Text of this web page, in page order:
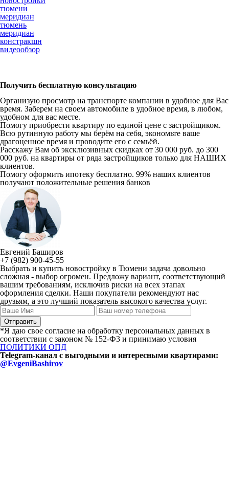
тюмени
меридиан
тюмень
меридиан
констракшн
видеообзор
Получить бесплатную консультацию
Организую просмотр на транспорте компании в удобное для Вас
время. Заберем на своем автомобиле в удобное время, в любом,
удобном для вас месте.
Помогу приобрести квартиру по единой цене с застройщиком.
Всю рутинную работу мы берём на себя, экономьте ваше
драгоценное время и проводите его с семьёй.
Расскажу Вам об эксклюзивных скидках от 30 000 руб. до 300
000 руб. на квартиры от ряда застройщиков только для НАШИХ
клиентов.
Помогу оформить ипотеку бесплатно. 99% наших клиентов
получают положительные решения банков
Евгений Баширов
+7 (982) 900-45-55
Выбрать и купить новостройку в Тюмени задача довольно
сложная - выбор огромен. Предложу вариант, соответствующий
вашим требованиям, исключив риски на всех этапах
оформления сделки. Наши покупатели рекомендуют нас
друзьям, а это лучший показатель высокого качества услуг.
*Я даю свое согласие на обработку персональных данных в
соответствии с законом № 152-Ф3 и принимаю условия
ПОЛИТИКИ ОПД
Telegram-канал с выгодными и интересными квартирами:
@EvgeniBashirov